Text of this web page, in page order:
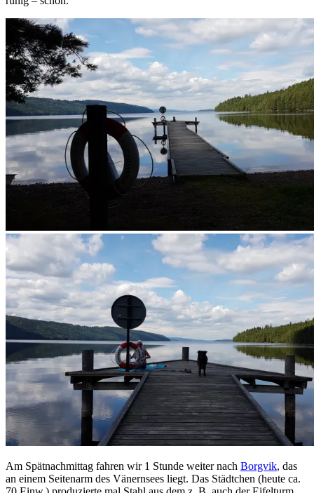
Am Spätnachmittag fahren wir 1 Stunde weiter nach Borgvik, das
an einem Seitenarm des Vänernsees liegt. Das Städtchen (heute ca.